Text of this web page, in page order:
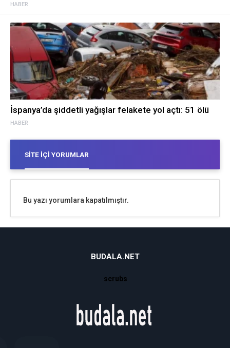
HABER
HABER
İspanya’da şiddetli yağışlar felakete yol açtı: 51 ölü
SITE İÇI YORUMLAR
Bu yazı yorumlara kapatılmıştır.
BUDALA.NET
scrubs